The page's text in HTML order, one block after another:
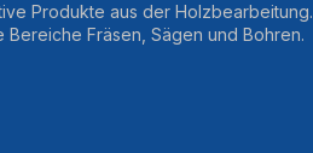
Produkte aus der Holzbearbeitung.
Fräsen, Sägen und Bohren.